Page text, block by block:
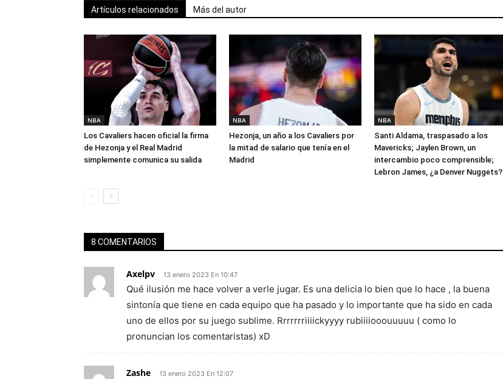
Artículos relacionados Más del autor
NBA
Los Cavaliers hacen oficial la firma
de Hezonja y el Real Madrid
simplemente comunica su salida
NBA
Hezonja, un año a los Cavaliers por
la mitad de salario que tenía en el
Madrid
NBA
Santi Aldama, traspasado a los
Mavericks; Jaylen Brown, un
intercambio poco comprensible;
Lebron James, ¿a Denver Nuggets?
8 COMENTARIOS
Axelpv 13 enero 2023 En 10:47
Qué ilusión me hace volver a verle jugar. Es una delicia lo bien que lo hace , la buena
sintonía que tiene en cada equipo que ha pasado y lo importante que ha sido en cada
uno de ellos por su juego sublime. Rrrrrrriiiickyyyy rubiiiiooouuuuu ( como lo
pronuncian los comentaristas) xD
Zashe 13 enero 2023 En 12:07